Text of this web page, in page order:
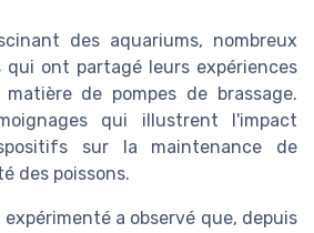
des aquariums, nombreux
qui ont partagé leurs expériences
de pompes de brassage.
qui illustrent l'impact
sur la maintenance de
des poissons.
a observé que, depuis